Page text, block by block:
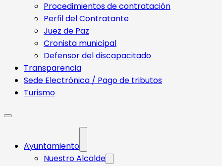
Procedimientos de contratación
Perfil del Contratante
Juez de Paz
Cronista municipal
Defensor del discapacitado
Transparencia
Sede Electrónica / Pago de tributos
Turismo
Ayuntamiento
Nuestro Alcalde